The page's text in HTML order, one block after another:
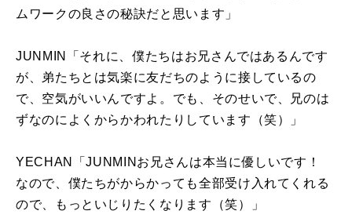
ムワークの良さの秘訣だと思います」
JUNMIN「それに、僕たちはお兄さんではあるんです
が、弟たちとは気楽に友だちのように接しているの
で、空気がいいんですよ。でも、そのせいで、兄のは
ずなのによくからかわれたりしています（笑）」
YECHAN「JUNMIN お兄さんは本当に優しいです！
なので、僕たちがからかっても全部受け入れてくれる
ので、もっといじりたくなります（笑）」